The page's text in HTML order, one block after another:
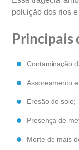
poluição dos rios
Principais
Contaminação
Assoreamento
Erosão do solo;
Presença de
Morte de mais